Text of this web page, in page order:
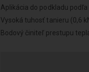
Aplikácia do podkladu
Vysoká tuhosť tanieru (0,6
Bodový činiteľ prestupu